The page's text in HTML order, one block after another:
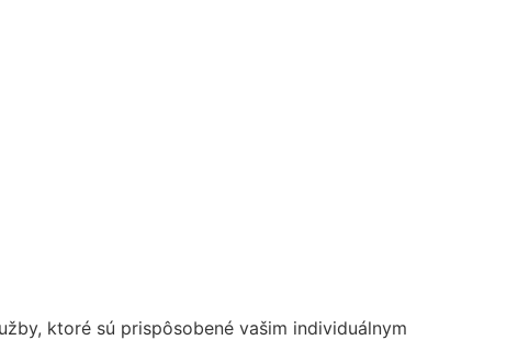
ktoré sú prispôsobené vašim individuálnym